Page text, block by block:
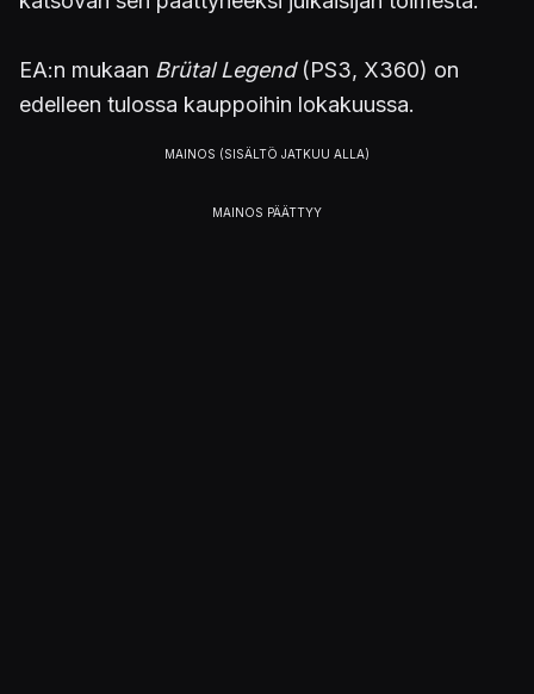
EA:n mukaan Brütal Legend(PS3, X360) on
edelleen tulossa kauppoihin lokakuussa.